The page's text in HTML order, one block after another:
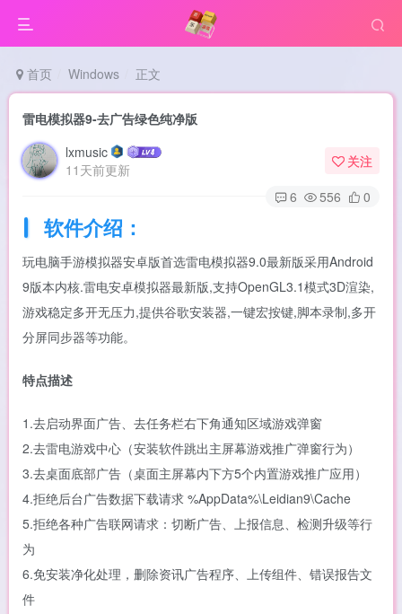
首页 Windows 正文
雷电模拟器9-去广告绿色纯净版
lxmusic
11天前更新
关注
6
556 0
软件介绍：
玩电脑手游模拟器安卓版首选雷电模拟器9.0最新版采用Android
9版本内核.雷电安卓模拟器最新版,支持OpenGL3.1模式3D渲染,
游戏稳定多开无压力,提供谷歌安装器,一键宏按键,脚本录制,多开
分屏同步器等功能。
特点描述
1.去启动界面广告、去任务栏右下角通知区域游戏弹窗
2.去雷电游戏中心（安装软件跳出主屏幕游戏推广弹窗行为）
3.去桌面底部广告（桌面主屏幕内下方5个内置游戏推广应用）
4.拒绝后台广告数据下载请求 %AppData%\Leidian9\Cache
5.拒绝各种广告联网请求：切断广告、上报信息、检测升级等行
为
6.免安装净化处理，删除资讯广告程序、上传组件、错误报告文
件